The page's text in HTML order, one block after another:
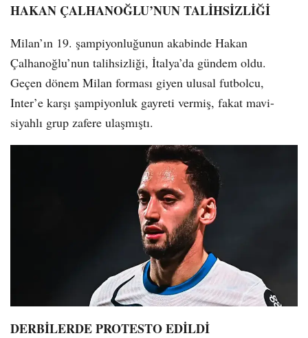
HAKAN ÇALHANOĞLU’NUN TALİHSİZLİĞİ
Milan’ın 19. şampiyonluğunun akabinde Hakan
Çalhanoğlu’nun talihsizliği, İtalya’da gündem oldu.
Geçen dönem Milan forması giyen ulusal futbolcu,
Inter’e karşı şampiyonluk gayreti vermiş, fakat mavi-
siyahlı grup zafere ulaşmıştı.
DERBİLERDE PROTESTO EDİLDİ